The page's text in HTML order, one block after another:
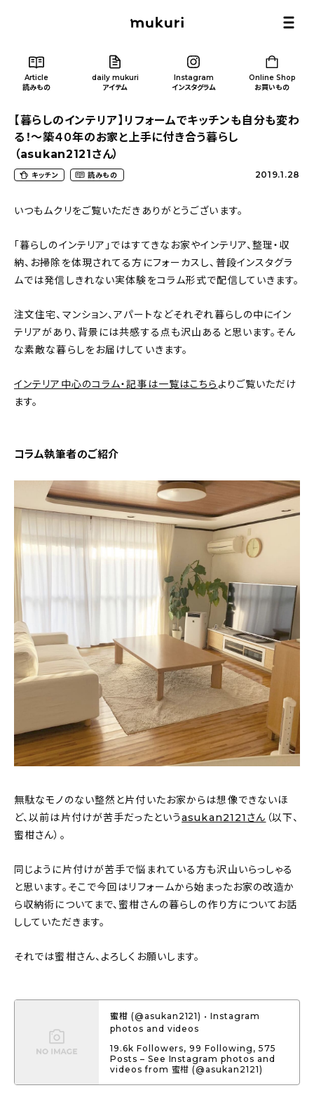
Article
読みもの
daily mukuri
アイテム
Instagram
インスタグラム
Online Shop
お買いもの
新着記事
おすすめの記事
インテリア
暮らし
daily mukuri / アイテム
カテゴリー一覧
新着記事
人気の記事
インテリア
キッチン
ギフト
キッズ
About
お問い合わせ
【暮らしのインテリア】リフォームでキッチンも自分も変わ
る！～築４０年のお家と上手に付き合う暮らし
（asukan2121さん）
キッチン 読みもの 2019.1.28
いつもムクリをご覧いただきありがとうございます。
「暮らしのインテリア」ではすてきなお家やインテリア、整理・収
納、お掃除を体現されてる方にフォーカスし、普段インスタグラ
ムでは発信しきれない実体験をコラム形式で配信していきます。
注文住宅、マンション、アパートなどそれぞれ暮らしの中にイン
テリアがあり、背景には共感する点も沢山あると思います。そん
な素敵な暮らしをお届けしていきます。
インテリア中心のコラム・記事は一覧はこちら よりご覧いただけ
ます。
コラム執筆者のご紹介
無駄なモノのない整然と片付いたお家からは想像できないほ
ど、以前は片付けが苦手だったというasukan2121さん （以下、
蜜柑さん）。
同じように片付けが苦手で悩まれている方も沢山いらっしゃる
と思います。そこで今回はリフォームから始まったお家の改造か
ら収納術についてまで、蜜柑さんの暮らしの作り方についてお話
ししていただきます。
それでは蜜柑さん、よろしくお願いします。
蜜柑 (@asukan2121) • Instagram
photos and videos
19.6k Followers, 99 Following, 575
Posts – See Instagram photos and
videos from 蜜柑 (@asukan2121)